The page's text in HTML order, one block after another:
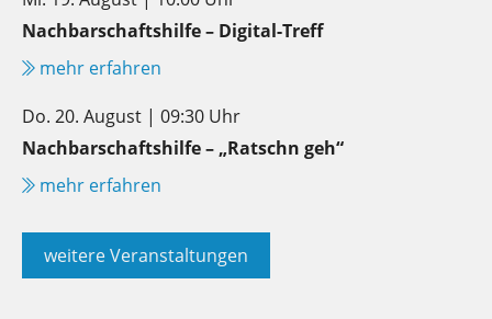
Nachbarschaftshilfe – Digital-Treff
mehr erfahren
Do. 20. August | 09:30 Uhr
Nachbarschaftshilfe – „Ratschn geh“
mehr erfahren
weitere Veranstaltungen